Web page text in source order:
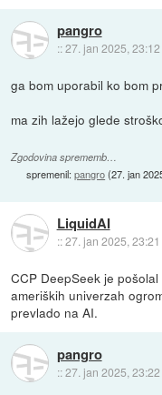
pangro
::27. jan 2025, 23:12
ga bom uporabil ko bom
ma zih lažejo glede
Zgodovina sprememb…
spremenil:pangro(27. jan
LiquidAI
::27. jan 2025, 23:21
CCP DeepSeek je
ameriških univerzah
prevlado na AI.
pangro
::27. jan 2025, 23:22